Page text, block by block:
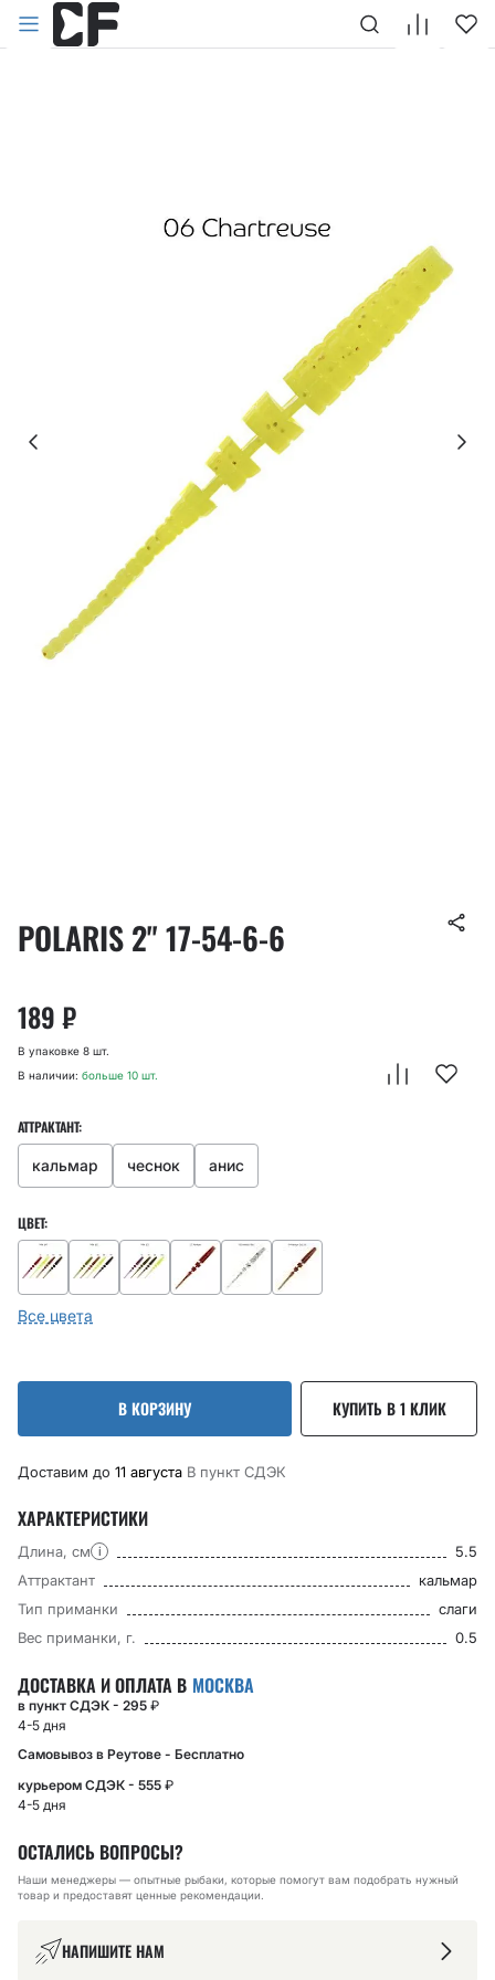
POLARIS 2" 17-54-6-6
189₽
В упаковке 8 шт.
В наличии: больше 10 шт.
АТТРАКТАНТ:
кальмар чеснок анис
ЦВЕТ:
Все цвета
В КОРЗИНУ КУПИТЬ В 1 КЛИК
Доставим до 11 августа В пункт CДЭК
ХАРАКТЕРИСТИКИ
Длина, см i
5.5
Аттрактант
кальмар
Тип приманки
слаги
Вес приманки, г.
0.5
ДОСТАВКА И ОПЛАТА В МОСКВА
в пункт СДЭК - 295 ₽
4-5 дня
Самовывоз в Реутове - Бесплатно
курьером СДЭК - 555 ₽
4-5 дня
ОСТАЛИСЬ ВОПРОСЫ?
Наши менеджеры — опытные рыбаки, которые помогут вам подобрать нужный
товар и предоставят ценные рекомендации.
НАПИШИТЕ НАМ
НАЗАД